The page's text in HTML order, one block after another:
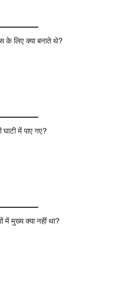
के लिए क्या बनाते थे?
में पाए गए?
में मुख्य क्या नहीं था?